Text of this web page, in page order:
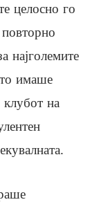
целосно го
најголемите
имаше
клубот на